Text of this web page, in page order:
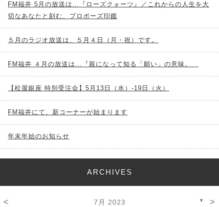
FM福井 5月の放送は…『ローズクォーツ』／これからの人生を大
切なあなたと刻む、プロポーズ印鑑
５月のラジオ放送は、５月４日（月・祝）です。
FM福井 ４月の放送は…『親になって知る「願い」の意味。
【松屋銀座 特別受注会】5月13日（水）-19日（火）
FM福井にて、新コーナーが始まります
年末年始のお知らせ
ARCHIVES
< 7月 2023 ▼ >